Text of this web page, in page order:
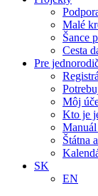
Malé
Šance
Cesta
Pre
Môj
Kto je
Štátna
SK
EN